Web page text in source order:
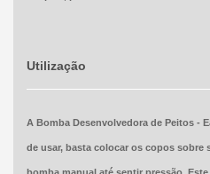
Utilização
A Bomba Desenvolvedora de Peitos -
de usar, basta colocar os copos sobre